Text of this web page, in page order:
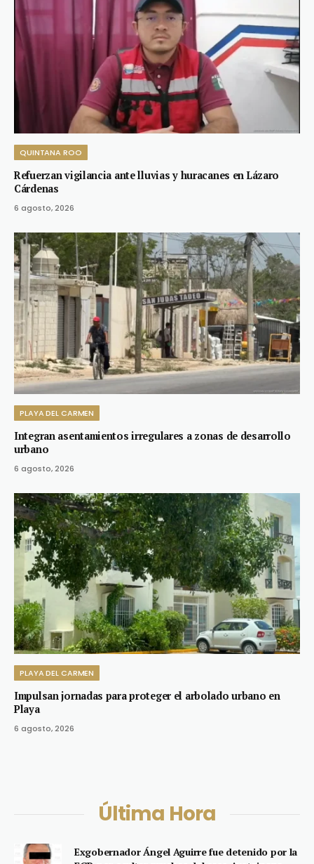
QUINTANA ROO
Refuerzan vigilancia ante lluvias y huracanes en Lázaro
Cárdenas
6 agosto, 2026
PLAYA DEL CARMEN
Integran asentamientos irregulares a zonas de desarrollo
urbano
6 agosto, 2026
PLAYA DEL CARMEN
Impulsan jornadas para proteger el arbolado urbano en
Playa
6 agosto, 2026
Última Hora
Exgobernador Ángel Aguirre fue detenido por la